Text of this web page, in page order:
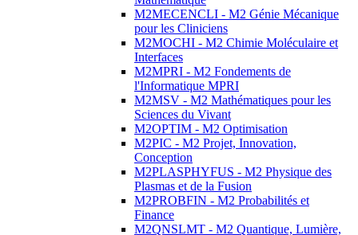
M2MECENCLI - M2 Génie Mécanique
pour les Cliniciens
M2MOCHI - M2 Chimie Moléculaire et
Interfaces
M2MPRI - M2 Fondements de
l'Informatique MPRI
M2MSV - M2 Mathématiques pour les
Sciences du Vivant
M2OPTIM - M2 Optimisation
M2PIC - M2 Projet, Innovation,
Conception
M2PLASPHYFUS - M2 Physique des
Plasmas et de la Fusion
M2PROBFIN - M2 Probabilités et
Finance
M2QNSLMT - M2 Quantique, Lumière,